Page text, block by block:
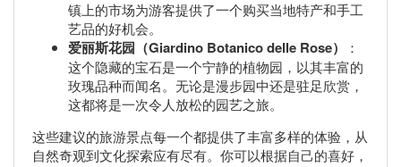
镇上的市场为游客提供了一个购买当地特产和手工
艺品的好机会。
爱丽斯花园（Giardino Botanico delle Rose）
：
这个隐藏的宝石是一个宁静的植物园，以其丰富的
玫瑰品种而闻名。无论是漫步园中还是驻足欣赏，
这都将是一次令人放松的园艺之旅。
这些建议的旅游景点每一个都提供了丰富多样的体验，从
自然奇观到文化探索应有尽有。你可以根据自己的喜好，